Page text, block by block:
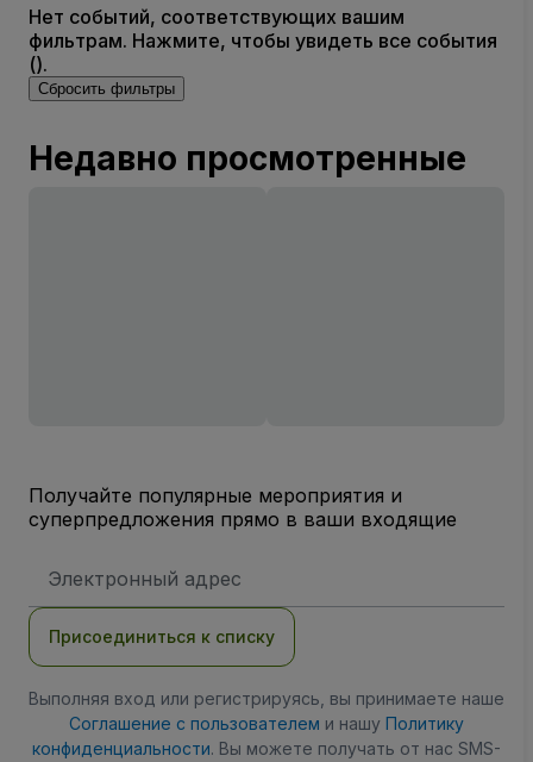
Нет событий, соответствующих вашим
фильтрам. Нажмите, чтобы увидеть все события
().
Сбросить фильтры
Недавно просмотренные
Получайте популярные мероприятия и
суперпредложения прямо в ваши входящие
электронной
Присоединиться к списку
Выполняя вход или регистрируясь, вы принимаете наше
Соглашение с пользователем и нашу Политику
конфиденциальности. Вы можете получать от нас SMS-